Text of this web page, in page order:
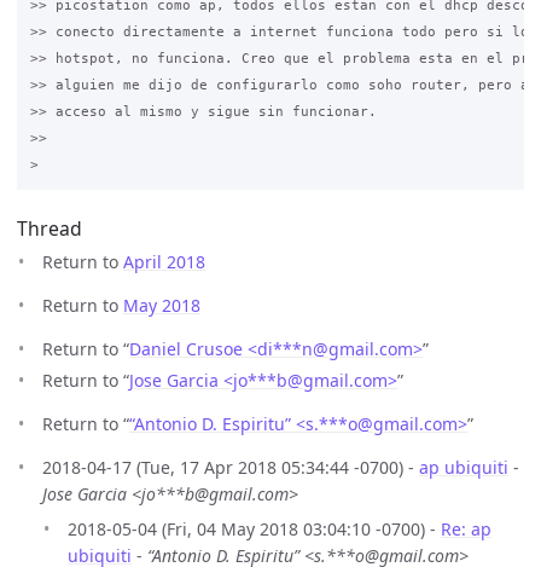
>> picostation como ap, todos ellos estan con el dhcp
>> conecto directamente a internet funciona todo pero si lo
>> hotspot, no funciona. Creo que el problema esta en el
>> alguien me dijo de configurarlo como soho router, pero
>> acceso al mismo y sigue sin funcionar.
>>
Thread
Return to April 2018
Return to May 2018
Return to “Daniel Crusoe <di***n@gmail.com>”
Return to “Jose Garcia <jo***b@gmail.com>”
Return to ““Antonio D. Espiritu” <s.***o@gmail.com>”
2018-04-17 (Tue, 17 Apr 2018 05:34:44 -0700) - ap ubiquiti -
Jose Garcia <jo***b@gmail.com>
2018-05-04 (Fri, 04 May 2018 03:04:10 -0700) - Re: ap
ubiquiti - “Antonio D. Espiritu” <s.***o@gmail.com>